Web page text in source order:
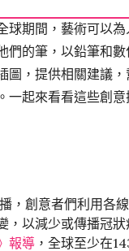
球期間，藝術可以
們的筆，以鉛筆和
圖，提供相關建議
一起來看看這些創
，創意者們利用各
，以減少或傳播冠
報導 ，全球至少在